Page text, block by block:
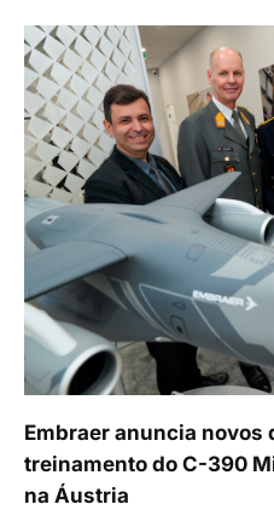
Embraer anuncia novos
treinamento do C-390
na Áustria